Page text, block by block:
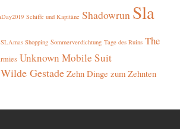
Schiffe und Kapitäne Shadowrun Sla
SLAmas Shopping Sommerverdichtung Tage des Ruins The
Unknown Mobile Suit
Wilde Gestade Zehn Dinge zum Zehnten